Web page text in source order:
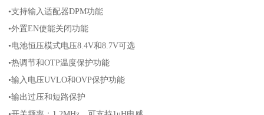
•支持输入适配器DPM功能
•外置EN使能关闭功能
•电池恒压模式电压8.4V和8.7V可选
•热调节和OTP温度保护功能
•输入电压UVLO和OVP保护功能
•输出过压和短路保护